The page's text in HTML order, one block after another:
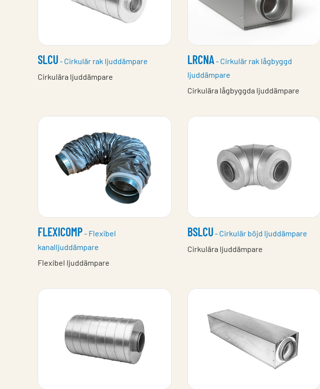
SLCU- Cirkulär rak ljuddämpare
Cirkulära ljuddämpare
LRCNA- Cirkulär rak lågbyggd
ljuddämpare
Cirkulära lågbyggda ljuddämpare
FLEXICOMP- Flexibel
kanalljuddämpare
Flexibel ljuddämpare
BSLCU- Cirkulär böjd ljuddämpare
Cirkulära ljuddämpare